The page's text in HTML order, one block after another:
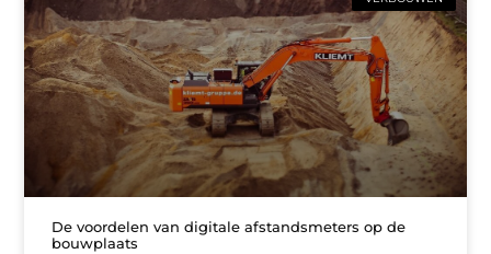
De voordelen van digitale afstandsmeters op de
bouwplaats